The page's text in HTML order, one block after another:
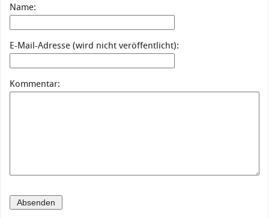
Name:
E-Mail-Adresse (wird nicht veröffentlicht):
Kommentar: